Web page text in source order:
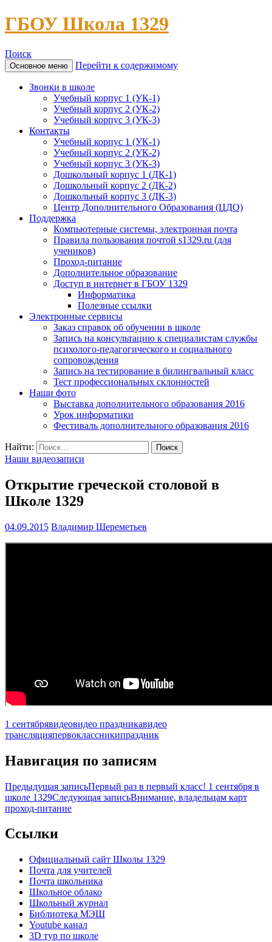
ГБОУ Школа 1329
Поиск
Основное меню Перейти к содержимому
Звонки в школе
Учебный корпус 1 (УК-1)
Учебный корпус 2 (УК-2)
Учебный корпус 3 (УК-3)
Контакты
Учебный корпус 1 (УК-1)
Учебный корпус 2 (УК-2)
Учебный корпус 3 (УК-3)
Дошкольный корпус 1 (ДК-1)
Дошкольный корпус 2 (ДК-2)
Дошкольный корпус 3 (ДК-3)
Центр Дополнительного Образования (ЦДО)
Поддержка
Компьютерные системы, электронная почта
Правила пользования почтой s1329.ru (для
учеников)
Проход-питание
Дополнительное образование
Доступ в интернет в ГБОУ 1329
Информатика
Полезные ссылки
Электронные сервисы
Заказ справок об обучении в школе
Запись на консультацию к специалистам службы
психолого-педагогического и социального
сопровождения
Запись на тестирование в билингвальный класс
Тест профессиональных склонностей
Наши фото
Выставка дополнительного образования 2016
Урок информатики
Фестиваль дополнительного образования 2016
Найти:
Наши видеозаписи
Открытие греческой столовой в
Школе 1329
04.09.2015 Владимир Шереметьев
1 сентябрявидеовидео праздникавидео
трансляцияпервоклассникипраздник
Навигация по записям
Предыдущая записьПервый раз в первый класс! 1 сентября в
школе 1329Следующая записьВнимание, владельцам карт
проход-питание
Ccылки
Официальный сайт Школы 1329
Почта для учителей
Почта школьника
Школьное облако
Школьный журнал
Библиотека МЭШ
Youtube канал
3D тур по школе